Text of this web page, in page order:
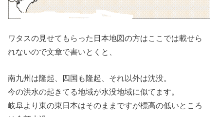
ワタスの見せてもらった日本地図の方はここでは載せら
れないので文章で書いとくと、
南九州は隆起、四国も隆起、それ以外は沈没。
今の洪水の起きてる地域が水没地域に似てます。
岐阜より東の東日本はそのままですが標高の低いところ